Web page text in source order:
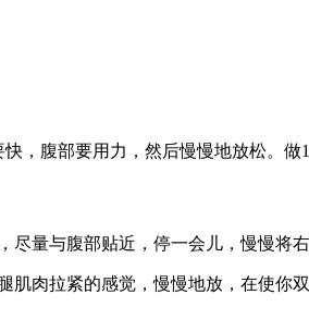
，腹部要用力，然后慢慢地放松。做
量与腹部贴近，停一会儿，慢慢将
肉拉紧的感觉，慢慢地放，在使你